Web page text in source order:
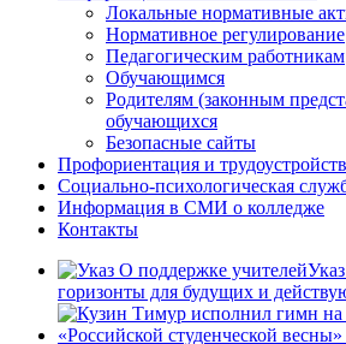
Локальные нормативные
Нормативное регулирование
Педагогическим работникам
Обучающимся
Родителям (законным
обучающихся
Безопасные сайты
Профориентация и
Социально-психологическая
Информация в СМИ о колледже
Контакты
горизонты для будущих и